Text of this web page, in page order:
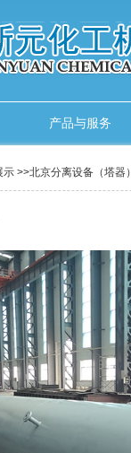
产品与服务
示 >>北京分离设备（塔器）